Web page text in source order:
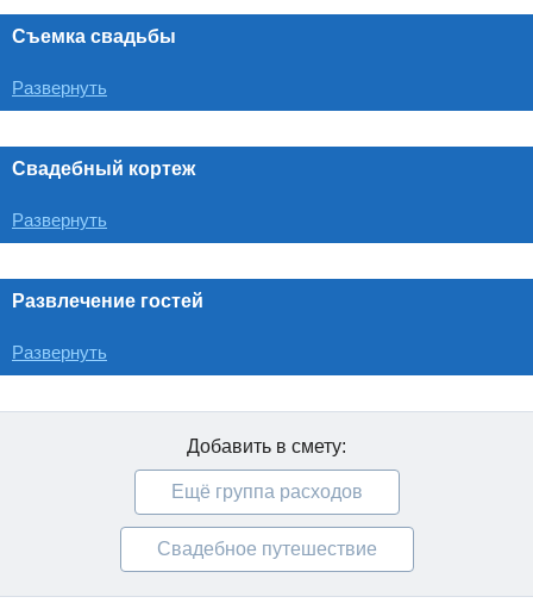
Съемка свадьбы
Развернуть
Свадебный кортеж
Развернуть
Развлечение гостей
Развернуть
Добавить в смету:
Ещё группа расходов
Свадебное путешествие